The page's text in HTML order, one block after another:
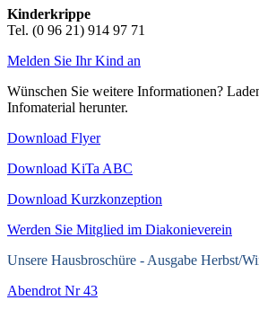
Kinderkrippe
Tel. (0 96 21) 914 97 71
Melden Sie Ihr Kind an
Wünschen Sie weitere Informationen?
Infomaterial herunter.
Download Flyer
Download KiTa ABC
Download Kurzkonzeption
Werden Sie Mitglied im Diakonieverein
Unsere Hausbroschüre - Ausgabe Herbst/
Abendrot Nr 43